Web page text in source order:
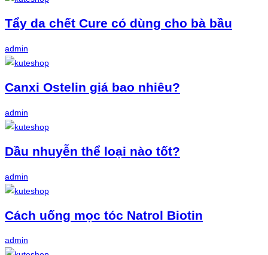
Tẩy da chết Cure có dùng cho bà bầu
admin
Canxi Ostelin giá bao nhiêu?
admin
Dầu nhuyễn thể loại nào tốt?
admin
Cách uống mọc tóc Natrol Biotin
admin